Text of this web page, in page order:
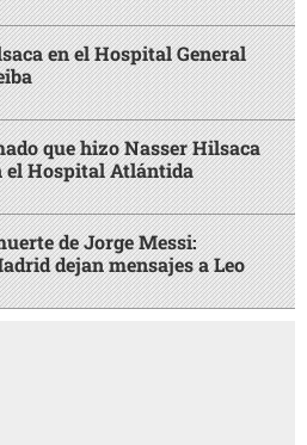
en el Hospital General
que hizo Nasser Hilsaca
el Hospital Atlántida
de Jorge Messi:
dejan mensajes a Leo